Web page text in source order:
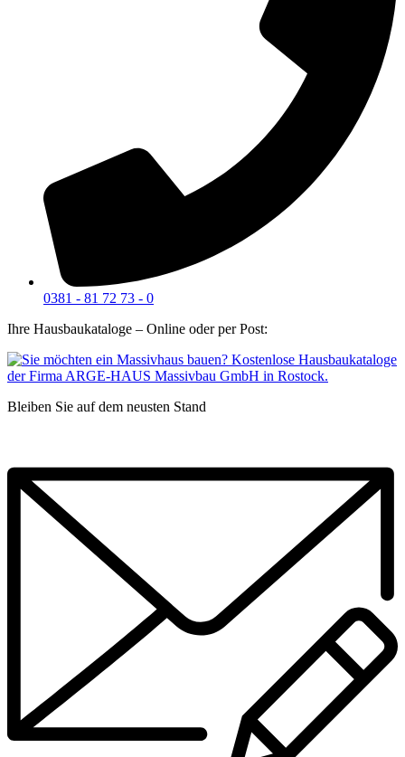
0381 - 81 72 73 - 0
Ihre Hausbaukataloge – Online oder per Post:
Bleiben Sie auf dem neusten Stand